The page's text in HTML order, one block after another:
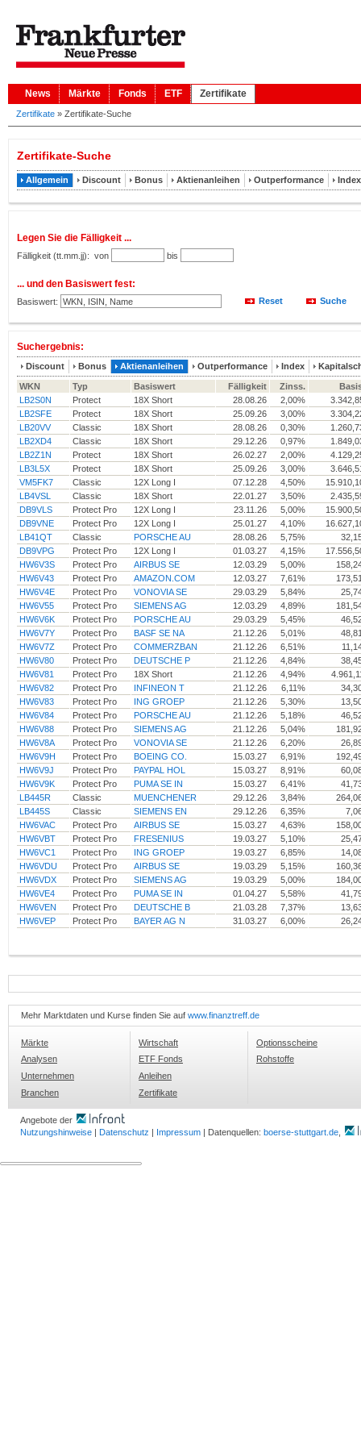
News Märkte Fonds ETF Zertifikate
Zertifikate » Zertifikate-Suche
Zertifikate-Suche
Allgemein Discount Bonus Aktienanleihen Outperformance Index
Legen Sie die Fälligkeit ...
Fälligkeit (tt.mm.jj): von bis
... und den Basiswert fest:
Basiswert:
Suchergebnis:
Discount Bonus Aktienanleihen Outperformance Index
WKN Typ Basiswert Fälligkeit Zinss.
LB2S0N
Protect 18X Short 28.08.26 2,00%
LB2SFE
Protect 18X Short 25.09.26 3,00%
LB20VV
Classic 18X Short 28.08.26 0,30%
LB2XD4
Classic 18X Short 29.12.26 0,97%
LB2Z1N
Protect 18X Short 26.02.27 2,00%
LB3L5X
Protect 18X Short 25.09.26 3,00%
VM5FK7
Classic 12X Long I 07.12.28 4,50%
LB4VSL
Classic 18X Short 22.01.27 3,50%
DB9VLS
Protect Pro 12X Long I 23.11.26 5,00%
DB9VNE
Protect Pro 12X Long I 25.01.27 4,10%
LB41QT
Classic PORSCHE AU 28.08.26 5,75%
DB9VPG
Protect Pro 12X Long I 01.03.27 4,15%
HW6V3S
Protect Pro AIRBUS SE 12.03.29 5,00%
HW6V43
Protect Pro AMAZON.COM 12.03.27 7,61%
HW6V4E
Protect Pro VONOVIA SE 29.03.29 5,84%
HW6V55
Protect Pro SIEMENS AG 12.03.29 4,89%
HW6V6K
Protect Pro PORSCHE AU 29.03.29 5,45%
HW6V7Y
Protect Pro BASF SE NA 21.12.26 5,01%
HW6V7Z
Protect Pro COMMERZBAN 21.12.26 6,51%
HW6V80
Protect Pro DEUTSCHE P 21.12.26 4,84%
HW6V81
Protect Pro 18X Short 21.12.26 4,94%
HW6V82
Protect Pro INFINEON T 21.12.26 6,11%
HW6V83
Protect Pro ING GROEP 21.12.26 5,30%
HW6V84
Protect Pro PORSCHE AU 21.12.26 5,18%
HW6V88
Protect Pro SIEMENS AG 21.12.26 5,04%
HW6V8A
Protect Pro VONOVIA SE 21.12.26 6,20%
HW6V9H
Protect Pro BOEING CO. 15.03.27 6,91%
HW6V9J
Protect Pro PAYPAL HOL 15.03.27 8,91%
HW6V9K
Protect Pro PUMA SE IN 15.03.27 6,41%
LB445R
Classic MUENCHENER 29.12.26 3,84%
LB445S
Classic SIEMENS EN 29.12.26 6,35%
HW6VAC
Protect Pro AIRBUS SE 15.03.27 4,63%
HW6VBT
Protect Pro FRESENIUS 19.03.27 5,10%
HW6VC1
Protect Pro ING GROEP 19.03.27 6,85%
HW6VDU
Protect Pro AIRBUS SE 19.03.29 5,15%
HW6VDX
Protect Pro SIEMENS AG 19.03.29 5,00%
HW6VE4
Protect Pro PUMA SE IN 01.04.27 5,58%
HW6VEN
Protect Pro DEUTSCHE B 21.03.28 7,37%
HW6VEP
Protect Pro BAYER AG N 31.03.27 6,00%
Mehr Marktdaten und Kurse finden Sie auf www.finanztreff.de
Märkte
Analysen
Unternehmen
Branchen
Wirtschaft
ETF Fonds
Anleihen
Zertifikate
Optionsscheine
Rohstoffe
Angebote der
Nutzungshinweise
Datenschutz Impressum | Datenquellen: boerse-stuttgart.de